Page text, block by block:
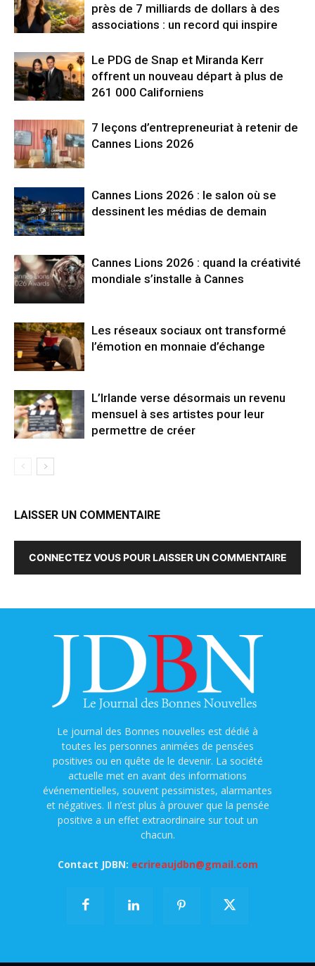
près de 7 milliards de dollars à des
associations : un record qui inspire
Le PDG de Snap et Miranda Kerr
offrent un nouveau départ à plus de
261 000 Californiens
7 leçons d’entrepreneuriat à retenir de
Cannes Lions 2026
Cannes Lions 2026 : le salon où se
dessinent les médias de demain
Cannes Lions 2026 : quand la créativité
mondiale s’installe à Cannes
Les réseaux sociaux ont transformé
l’émotion en monnaie d’échange
L’Irlande verse désormais un revenu
mensuel à ses artistes pour leur
permettre de créer
LAISSER UN COMMENTAIRE
CONNECTEZ VOUS POUR LAISSER UN COMMENTAIRE
Le journal des Bonnes nouvelles est dédié à
toutes les personnes animées de pensées
positives ou en quête de le devenir. La société
actuelle met en avant des informations
événementielles, souvent pessimistes, alarmantes
et négatives. Il n’est plus à prouver que la pensée
positive a un effet extraordinaire sur tout un
chacun.
Contact JDBN: ecrireaujdbn@gmail.com